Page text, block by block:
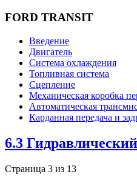
FORD TRANSIT
Введение
Двигатель
Система охлаждения
Топливная система
Сцепление
Механическая коробка
Автоматическая
Карданная передача и
6.3
Страница 3 из 13